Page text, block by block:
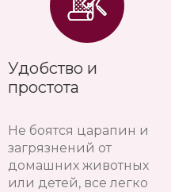
Удобство и
простота
Не боятся царапин и
загрязнений от
домашних животных
или детей, все легко